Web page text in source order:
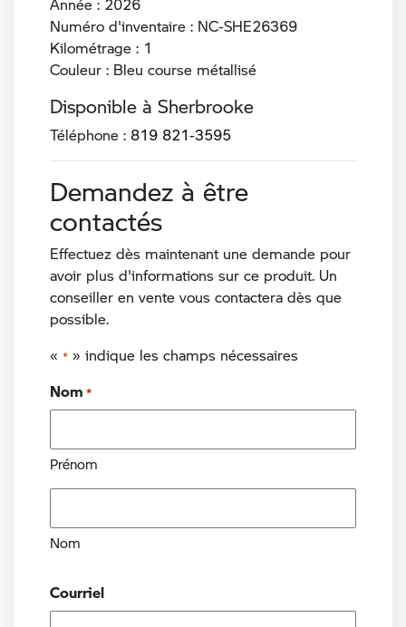
Numéro d'inventaire : NC-SHE26369
Kilométrage : 1
Couleur : Bleu course métallisé
Disponible à Sherbrooke
Téléphone : 819 821-3595
Demandez à être
contactés
Effectuez dès maintenant une demande pour
avoir plus d'informations sur ce produit. Un
conseiller en vente vous contactera dès que
possible.
« * » indique les champs nécessaires
Nom *
Prénom
Nom
Courriel